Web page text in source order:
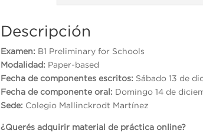
Descripción
Examen: B1 Preliminary for Schools
Modalidad: Paper-based
Fecha de componentes escritos:
Fecha de componente oral: Domingo 14 de
Sede: Colegio Mallinckrodt Martínez
¿Querés adquirir material de práctica online?